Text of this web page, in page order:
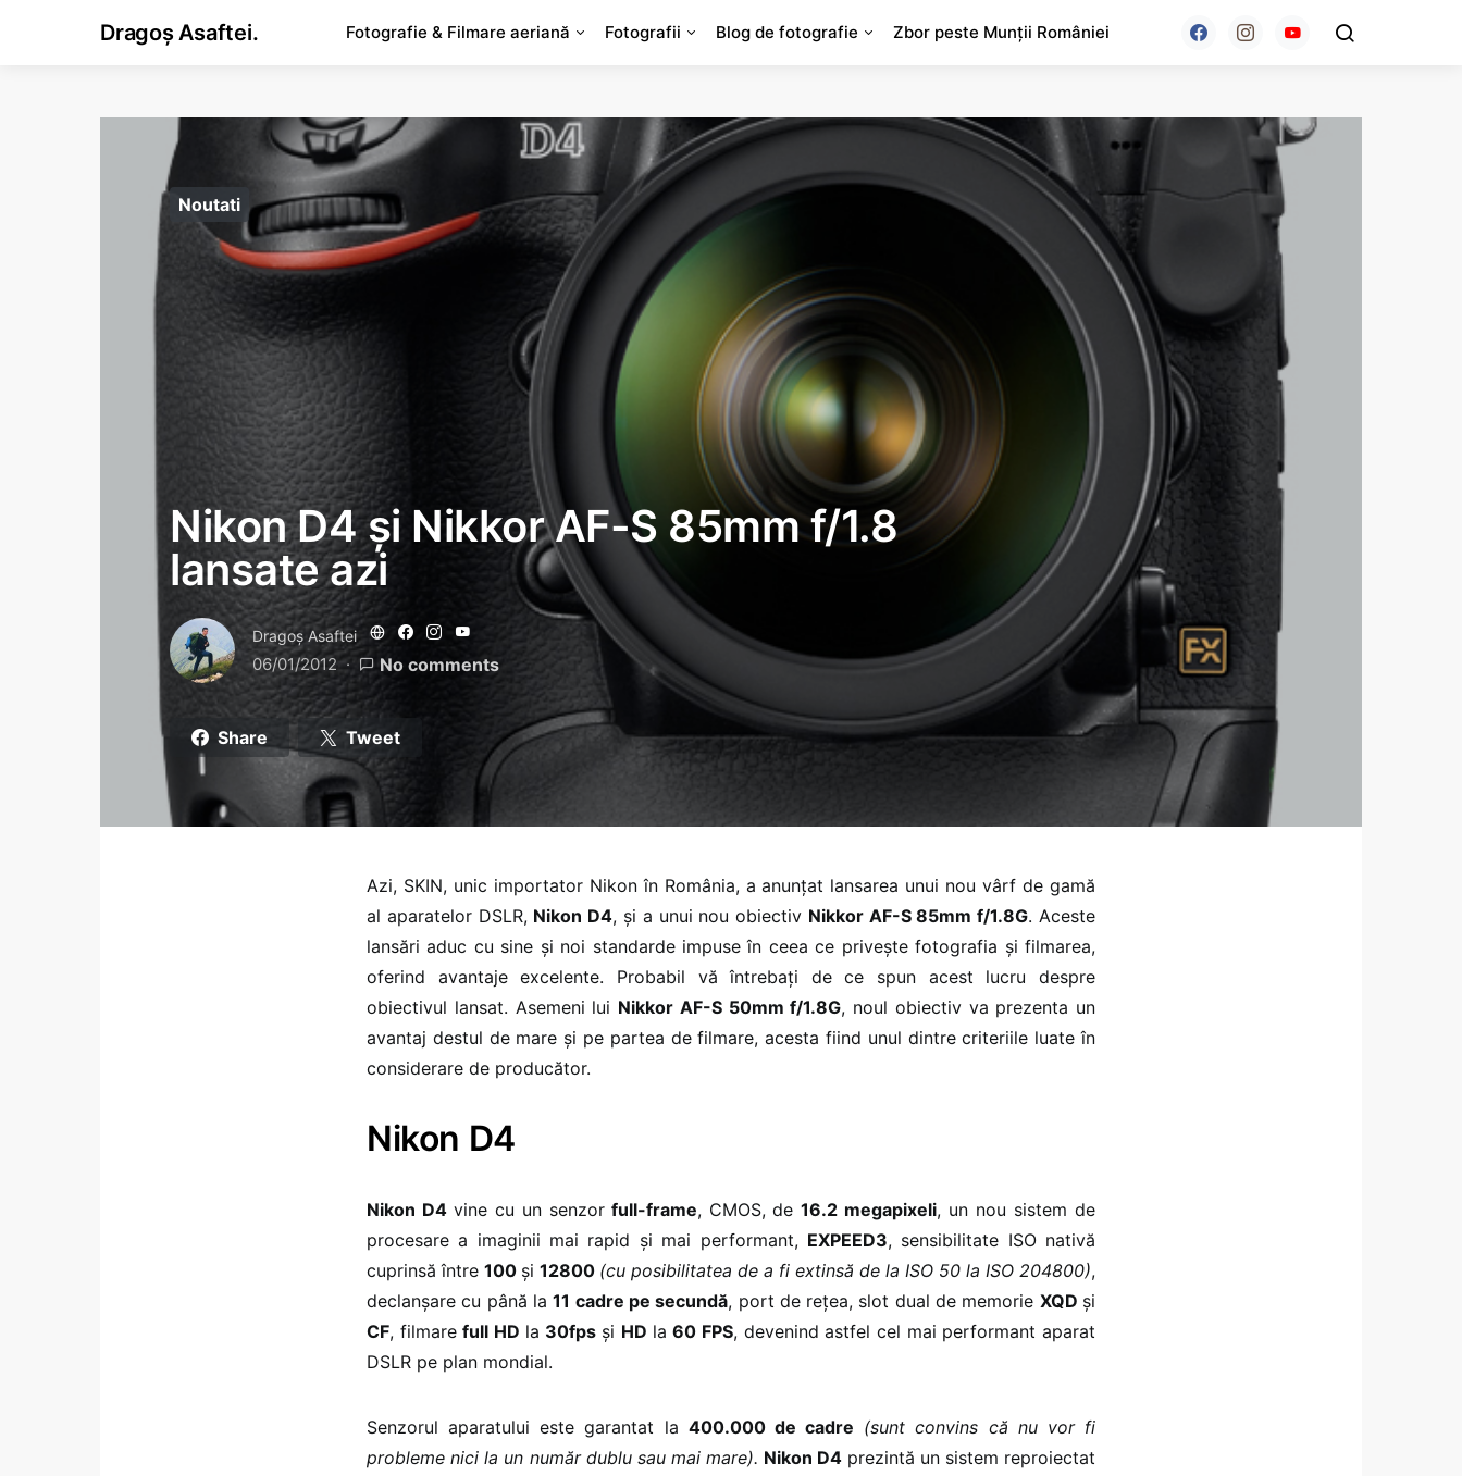
Dragoș Asaftei. Fotografie & Filmare aeriană Fotografii Blog de fotografie Zbor peste Munții României
Noutati
Nikon D4 și Nikkor AF-S 85mm f/1.8
lansate azi
Dragoş Asaftei
06/01/2012 No comments
Share Tweet
Azi, SKIN, unic importator Nikon în România, a anunțat lansarea unui nou vârf de gamă
al aparatelor DSLR, Nikon D4, și a unui nou obiectiv Nikkor AF-S 85mm f/1.8G. Aceste
lansări aduc cu sine și noi standarde impuse în ceea ce privește fotografia și filmarea,
oferind avantaje excelente. Probabil vă întrebați de ce spun acest lucru despre
obiectivul lansat. Asemeni lui Nikkor AF-S 50mm f/1.8G, noul obiectiv va prezenta un
avantaj destul de mare și pe partea de filmare, acesta fiind unul dintre criteriile luate în
considerare de producător.
Nikon D4
Nikon D4 vine cu un senzorfull-frame, CMOS, de16.2 megapixeli, un nou sistem de
procesare a imaginii mai rapid și mai performant, EXPEED3, sensibilitate ISO nativă
cuprinsă între 100 și 12800 (cu posibilitatea de a fi extinsă de la ISO 50 la ISO 204800),
declanșare cu până la11 cadre pe secundă, port de rețea, slot dual de memorie XQD și
CF, filmarefull HD la 30fps și HD la60 FPS, devenind astfel cel mai performant aparat
DSLR pe plan mondial.
Senzorul aparatului este garantat la 400.000 de cadre (sunt convins că nu vor fi
probleme nici la un număr dublu sau mai mare). Nikon D4 prezintă un sistem reproiectat